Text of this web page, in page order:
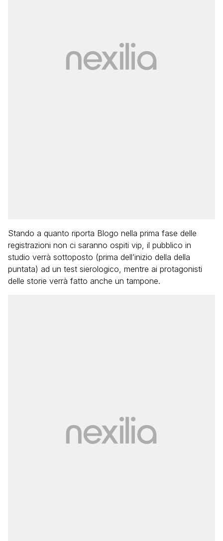
Stando a quanto riporta Blogo nella prima fase delle
registrazioni non ci saranno ospiti vip, il pubblico in
studio verrà sottoposto (prima dell’inizio della della
puntata) ad un test sierologico, mentre ai protagonisti
delle storie verrà fatto anche un tampone.